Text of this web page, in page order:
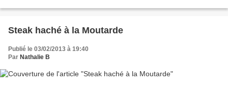
Steak haché à la Moutarde
Publié le 03/02/2013 à 19:40
Par Nathalie B